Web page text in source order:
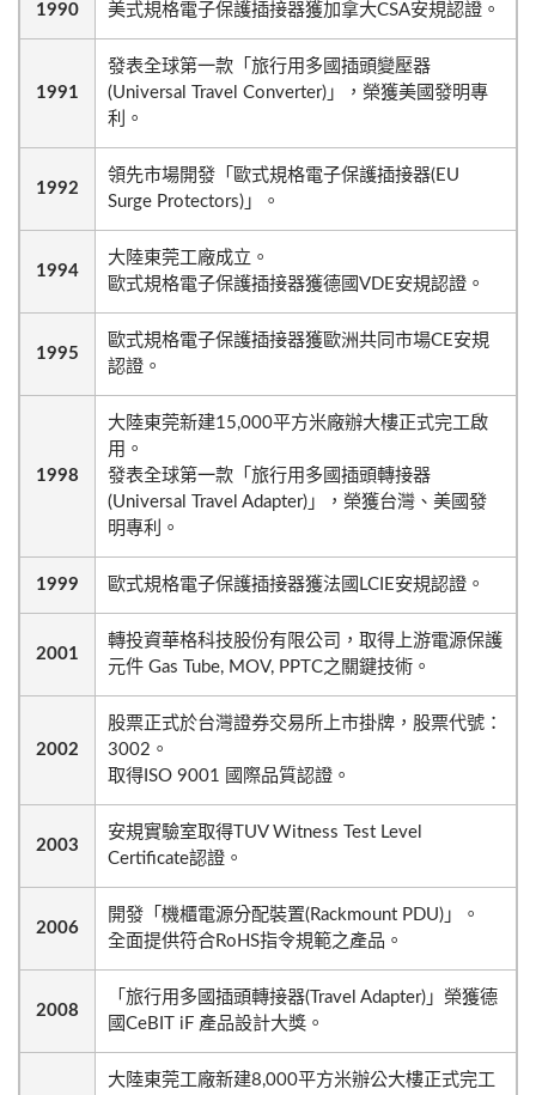
1990 美式規格電子保護插接器獲加拿大CSA安規認證。
1991
發表全球第一款「旅行用多國插頭變壓器
(Universal Travel Converter)」，榮獲美國發明專
利。
1992
領先市場開發「歐式規格電子保護插接器(EU
Surge Protectors)」。
1994
大陸東莞工廠成立。
歐式規格電子保護插接器獲德國VDE安規認證。
1995
歐式規格電子保護插接器獲歐洲共同市場CE安規
認證。
1998
大陸東莞新建15,000平方米廠辦大樓正式完工啟
用。
發表全球第一款「旅行用多國插頭轉接器
(Universal Travel Adapter)」，榮獲台灣、美國發
明專利。
1999 歐式規格電子保護插接器獲法國LCIE安規認證。
2001
轉投資華格科技股份有限公司，取得上游電源保護
元件 Gas Tube, MOV, PPTC之關鍵技術。
2002
股票正式於台灣證券交易所上市掛牌，股票代號：
3002。
取得ISO 9001 國際品質認證。
2003
安規實驗室取得TUV Witness Test Level
Certificate認證。
2006
開發「機櫃電源分配裝置(Rackmount PDU)」。
全面提供符合RoHS指令規範之產品。
2008
「旅行用多國插頭轉接器(Travel Adapter)」榮獲德
國CeBIT iF 產品設計大獎。
大陸東莞工廠新建8,000平方米辦公大樓正式完工